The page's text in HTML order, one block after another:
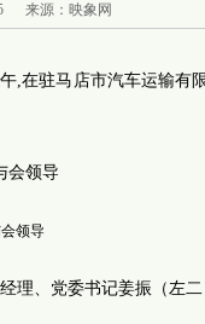
来源：映象网
,在驻马店市汽车运输有
领导